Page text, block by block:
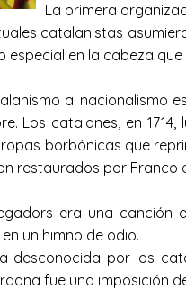
La primera
catalanistas
especial en la cabeza
al nacionalismo
Los catalanes, en
borbónicas que
restaurados por Franco
era una canción
un himno de odio.
desconocida por los
fue una imposición